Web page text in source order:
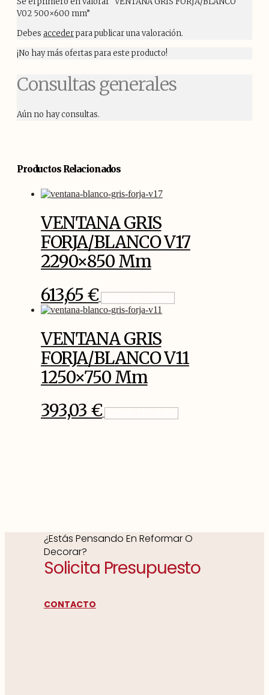
V02 500×600 mm”
Debes accederpara publicar una valoración.
¡No hay más ofertas para este producto!
Consultas generales
Aún no hay consultas.
Productos Relacionados
VENTANA GRIS
FORJA/BLANCO V17
2290×850 Mm
613,65€
VENTANA GRIS
FORJA/BLANCO V11
1250×750 Mm
393,03 €
¿Estás Pensando En Reformar O
Decorar?
Solicita Presupuesto
CONTACTO